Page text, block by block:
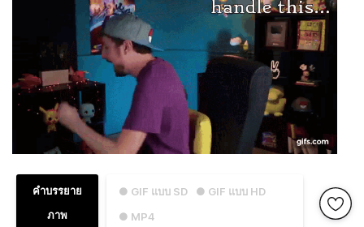
● GIF แบบ SD
● GIF แบบ HD
● MP4
คำบรรยาย
ภาพ